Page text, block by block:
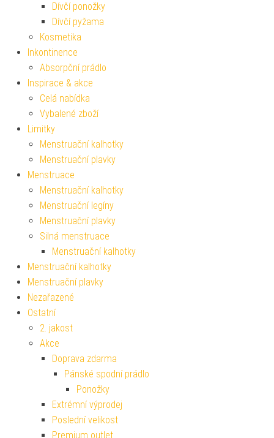
Dívčí ponožky
Dívčí pyžama
Kosmetika
Inkontinence
Absorpční prádlo
Inspirace & akce
Celá nabídka
Vybalené zboží
Limitky
Menstruační kalhotky
Menstruační plavky
Menstruace
Menstruační kalhotky
Menstruační legíny
Menstruační plavky
Silná menstruace
Menstruační kalhotky
Menstruační kalhotky
Menstruační plavky
Nezařazené
Ostatní
2. jakost
Akce
Doprava zdarma
Pánské spodní prádlo
Ponožky
Extrémní výprodej
Poslední velikost
Premium outlet